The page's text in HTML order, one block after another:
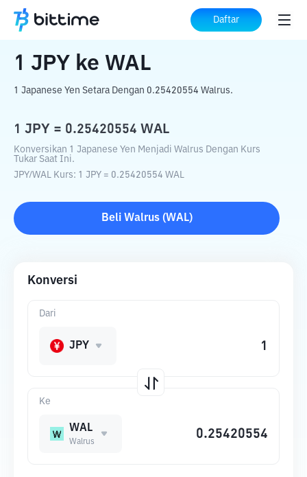
Daftar
Beranda Konverter Kripto ke WAL
1 JPY ke WAL
1 Japanese Yen Setara Dengan 0.25420554 Walrus.
1 JPY = 0.25420554 WAL
Konversikan 1 Japanese Yen Menjadi Walrus Dengan Kurs
Tukar Saat Ini.
JPY/WAL Kurs: 1 JPY = 0.25420554 WAL
Beli Walrus(WAL)
Konversi
Ke
WAL
Walrus
Dari
JPY